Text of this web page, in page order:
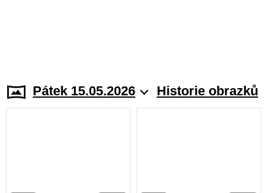
Pátek 15.05.2026 Historie obrazků